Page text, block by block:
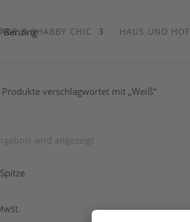
& SHABBY CHIC HAUS UND HOF
verschlagwortet mit „Weiß“
wird angezeigt